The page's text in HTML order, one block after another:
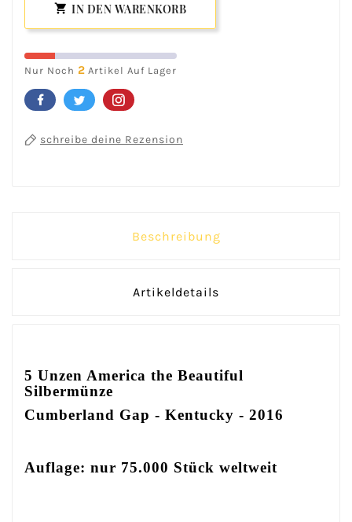
 IN DEN WARENKORB
Nur Noch 2 Artikel Auf Lager
schreibe deine Rezension
Beschreibung
Artikeldetails
5 Unzen America the Beautiful
Silbermünze
Cumberland Gap - Kentucky - 2016
Auflage: nur 75.000 Stück weltweit